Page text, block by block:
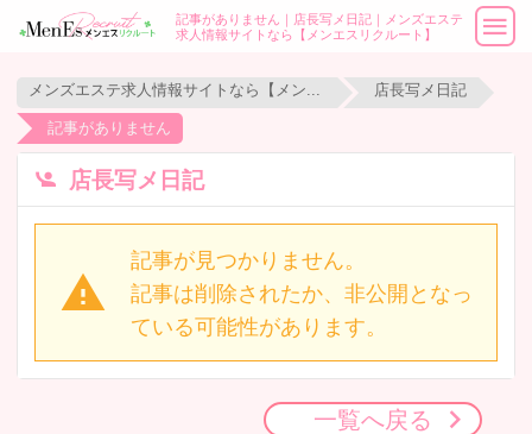
記事がありません｜店長写メ日記｜メンズエステ
求人情報サイトなら【メンエスリクルート】
店長写メ日記
記事がありません
店長写メ日記
記事が見つかりません。
記事は削除されたか、非公開となっ
ている可能性があります。
一覧へ戻る